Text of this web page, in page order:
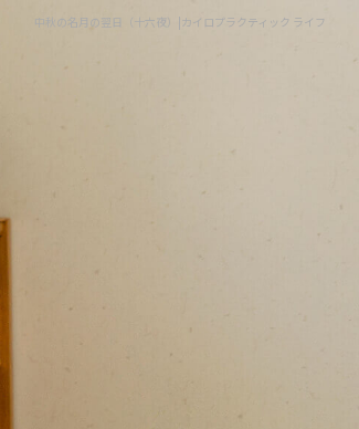
中秋の名月の翌日（十六夜）|カイロプラクティック ライフ